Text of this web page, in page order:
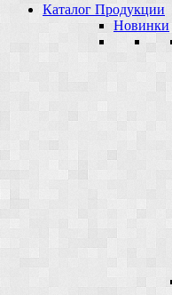
Каталог Продукции
Новинки